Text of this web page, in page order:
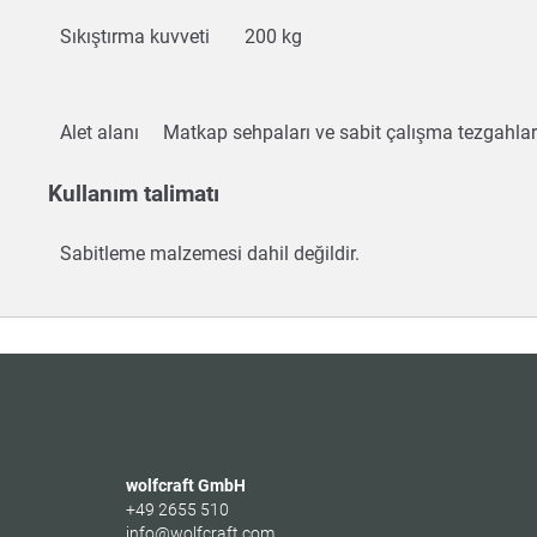
Sıkıştırma kuvveti 200 kg
Alet alanı Matkap sehpaları ve sabit çalışma
Kullanım talimatı
Sabitleme malzemesi dahil değildir.
wolfcraft GmbH
+49 2655 510